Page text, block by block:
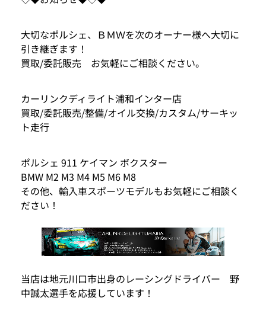
大切なポルシェ、ＢＭＷを次のオーナー様へ大切に
引き継ぎます！
買取/委託販売 お気軽にご相談ください。
カーリンクディライト浦和インター店
買取/委託販売/整備/オイル交換/カスタム/サーキッ
ト走行
ポルシェ 911 ケイマン ボクスター
BMW M2 M3 M4 M5 M6 M8
その他、輸入車スポーツモデルもお気軽にご相談く
ださい！
当店は地元川口市出身のレーシングドライバー 野
中誠太選手を応援しています！